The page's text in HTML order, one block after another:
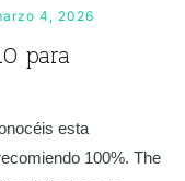
4, 2026
para
esta
100%. The